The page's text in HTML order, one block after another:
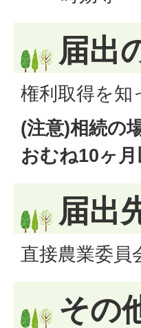
届出
権利取得を知
(注意)相続の
おむね10ヶ月
届出
直接農業委員
その